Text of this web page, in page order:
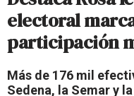
electoral
participación
Más de 176 mil
Sedena, la Semar y